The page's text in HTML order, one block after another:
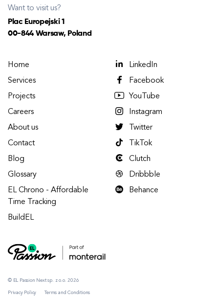
Want to visit us?
Plac Europejski 1
00-844 Warsaw, Poland
© EL Passion Next sp. z o.o. 2026
Privacy Policy Terms and Conditions
Home
Services
Projects
Careers
About us
Contact
Blog
Glossary
EL Chrono - Affordable
Time Tracking
BuildEL
LinkedIn
Facebook
YouTube
Instagram
Twitter
TikTok
Clutch
Dribbble
Behance